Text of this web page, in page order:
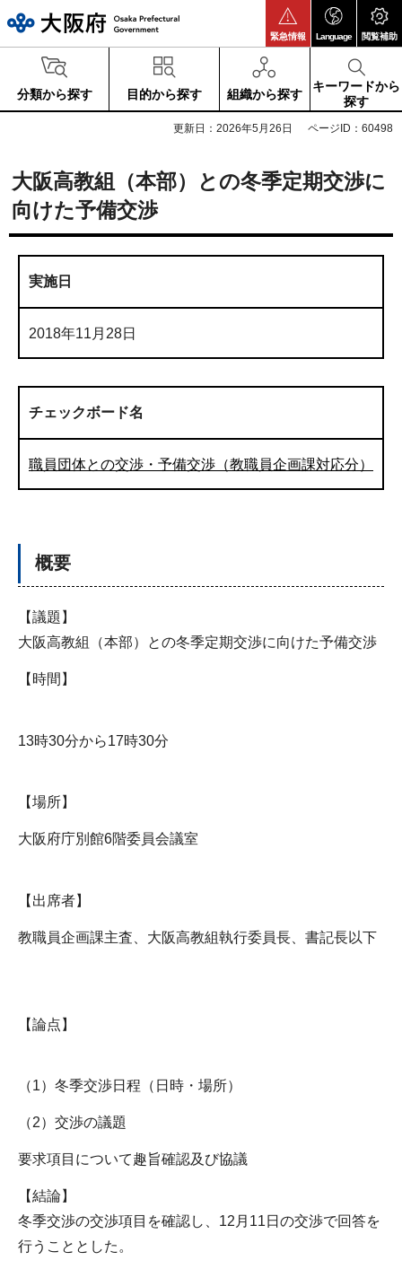
緊急情報 Language 閲覧補助
分類から探す 目的から探す 組織から探す
キーワードから
探す
更新日：2026年5月26日 ページID：60498
大阪高教組（本部）との冬季定期交渉に
向けた予備交渉
実施日
2018年11月28日
チェックボード名
職員団体との交渉・予備交渉（教職員企画課対応分）
概要
【議題】
大阪高教組（本部）との冬季定期交渉に向けた予備交渉
【時間】
13時30分から17時30分
【場所】
大阪府庁別館6階委員会議室
【出席者】
教職員企画課主査、大阪高教組執行委員長、書記長以下
【論点】
（1）冬季交渉日程（日時・場所）
（2）交渉の議題
要求項目について趣旨確認及び協議
【結論】
冬季交渉の交渉項目を確認し、12月11日の交渉で回答を
行うこととした。